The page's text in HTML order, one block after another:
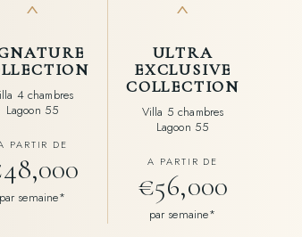
^
4 chambres
Lagoon 55
PARTIR DE
par semaine*
^
ULTRA
EXCLUSIVE
COLLECTION
Villa 5 chambres
Lagoon 55
A PARTIR DE
€56,000
par semaine*